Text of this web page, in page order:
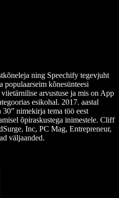
ning Speechify tegevjuht
populaarseim kõnesünteesi
arvustuse ja mis on App
esikohal. 2017. aastal
nimekirja tema töö eest
õpiraskustega inimestele. Cliff
Inc, PC Mag, Entrepreneur,
väljaanded.